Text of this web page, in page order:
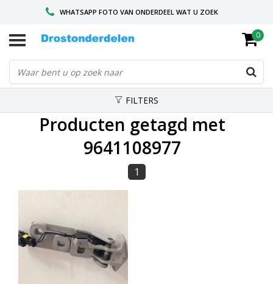
WHATSAPP FOTO VAN ONDERDEEL WAT U ZOEK
VOOR 16.00 BESTELD, VANDAAG VERZONDEN
GESPECIALISEERD PEUGEOT
0
FILTERS
Producten getagd met
9641108977
1